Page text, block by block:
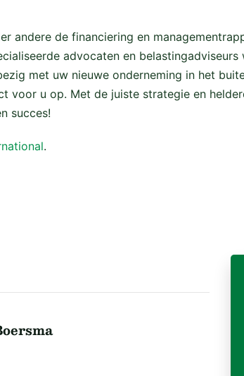
andere de financiering en
advocaten en belastingadviseurs
met uw nieuwe onderneming in het
voor u op. Met de juiste strategie en
succes!
.